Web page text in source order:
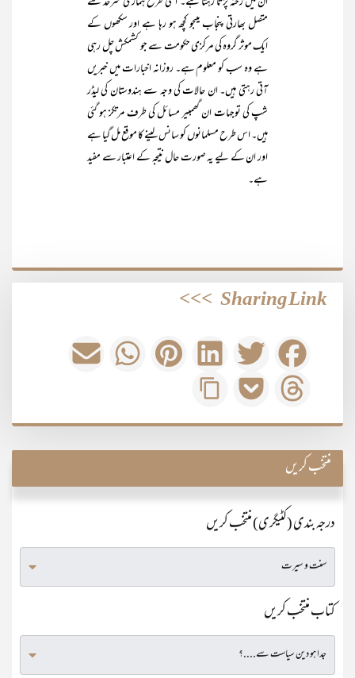
متصل بھارتی پنجاب میںجو کچھ ہو رہا ہے اور سکھوں کے
ایک موثر گروہ کی مرکزی حکومت سے جو کشمکش چل رہی
ہے وہ سب کو معلوم ہے۔ روزانہ اخبارات میں خبریں
آتی رہتی ہیں۔ ان حالات کی وجہ سے ہندوستان کی لیڈر
شپ کی توجہات ان گھمبیر مسائل کی طرف مرتکز ہو گئی
ہیں۔ اس طرح مسلمانوں کو سانس لینے کا موقع مل گیا ہے
اور ان کے لیے یہ صورت حال نتیجہ کے اعتبار سے مفید
ہے۔
Sharing Link
>>>
منتخب کریں
درجہ بندی (کٹیگری) منتخب کریں
کتاب منتخب کریں